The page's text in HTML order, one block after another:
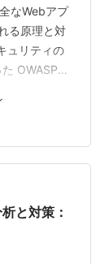
なWebアプ
る原理と対
ュリティの
OWASP
今回は、ク
きます。
全体を書き
違いしてい
と対策：